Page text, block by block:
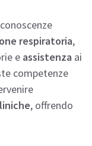
respiratoria,
e assistenza ai
competenze
, offrendo